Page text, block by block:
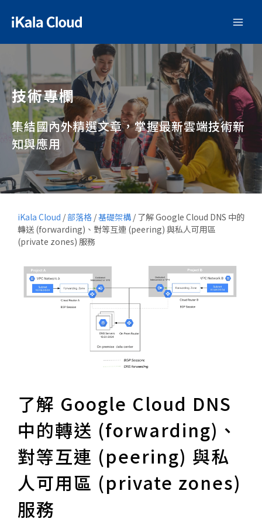
技術專欄
集結國內外精選文章，掌握最新雲端技術新
知與應用
iKala Cloud /部落格 /基礎架構 / 了解 Google Cloud DNS 中的
轉送 (forwarding)、對等互連 (peering) 與私人可用區
(private zones) 服務
了解 Google Cloud DNS
中的轉送 (forwarding)、
對等互連 (peering) 與私
人可用區 (private zones)
服務